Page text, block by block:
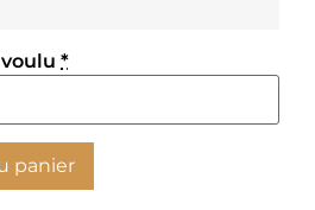
*
panier